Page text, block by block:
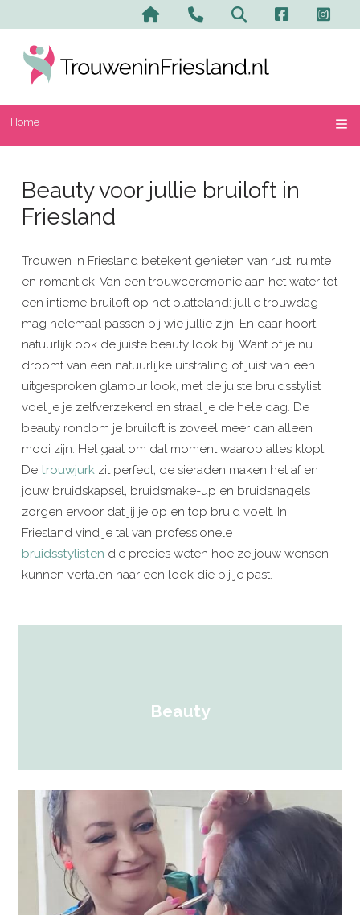
Home Contact en
Zoeken
Home
Beauty voor jullie bruiloft in
Friesland
Trouwen in Friesland betekent genieten van rust, ruimte
en romantiek. Van een trouwceremonie aan het water tot
een intieme bruiloft op het platteland: jullie trouwdag
mag helemaal passen bij wie jullie zijn. En daar hoort
natuurlijk ook de juiste beauty look bij. Want of je nu
droomt van een natuurlijke uitstraling of juist van een
uitgesproken glamour look, met de juiste bruidsstylist
voel je je zelfverzekerd en straal je de hele dag. De
beauty rondom je bruiloft is zoveel meer dan alleen
mooi zijn. Het gaat om dat moment waarop alles klopt.
De trouwjurkzit perfect, de sieraden maken het af en
jouw bruidskapsel, bruidsmake-up en bruidsnagels
zorgen ervoor dat jij je op en top bruid voelt. In
Friesland vind je tal van professionele
bruidsstylisten die precies weten hoe ze jouw wensen
kunnen vertalen naar een look die bij je past.
Beauty